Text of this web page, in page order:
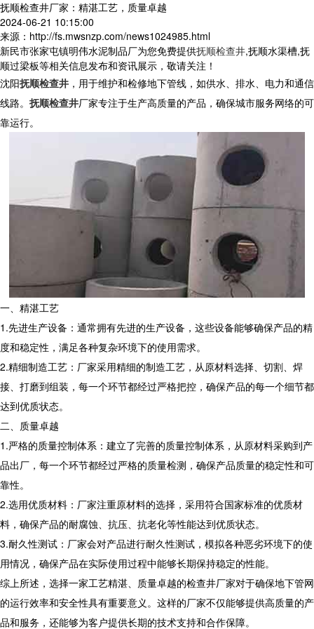
抚顺检查井厂家：精湛工艺，质量卓越
2024-06-21 10:15:00
来源：http://fs.mwsnzp.com/news1024985.html
新民市张家屯镇明伟水泥制品厂为您免费提供抚顺检查井,抚顺水渠槽,抚
顺过梁板等相关信息发布和资讯展示，敬请关注！
沈阳抚顺检查井 ，用于维护和检修地下管线，如供水、排水、电力和通信
线路。 抚顺检查井厂家专注于生产高质量的产品，确保城市服务网络的可
靠运行。
一、精湛工艺
1.先进生产设备：通常拥有先进的生产设备，这些设备能够确保产品的精
度和稳定性，满足各种复杂环境下的使用需求。
2.精细制造工艺：厂家采用精细的制造工艺，从原材料选择、切割、焊
接、打磨到组装，每一个环节都经过严格把控，确保产品的每一个细节都
达到优质状态。
二、质量卓越
1.严格的质量控制体系：建立了完善的质量控制体系，从原材料采购到产
品出厂，每一个环节都经过严格的质量检测，确保产品质量的稳定性和可
靠性。
2.选用优质材料：厂家注重原材料的选择，采用符合国家标准的优质材
料，确保产品的耐腐蚀、抗压、抗老化等性能达到优质状态。
3.耐久性测试：厂家会对产品进行耐久性测试，模拟各种恶劣环境下的使
用情况，确保产品在实际使用过程中能够长期保持稳定的性能。
综上所述，选择一家工艺精湛、质量卓越的检查井厂家对于确保地下管网
的运行效率和安全性具有重要意义。这样的厂家不仅能够提供高质量的产
品和服务，还能够为客户提供长期的技术支持和合作保障。